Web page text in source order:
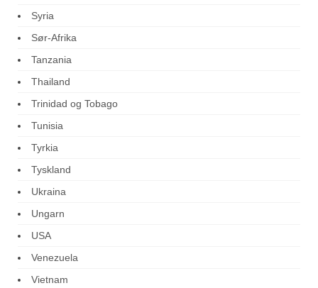
Syria
Sør-Afrika
Tanzania
Thailand
Trinidad og Tobago
Tunisia
Tyrkia
Tyskland
Ukraina
Ungarn
USA
Venezuela
Vietnam